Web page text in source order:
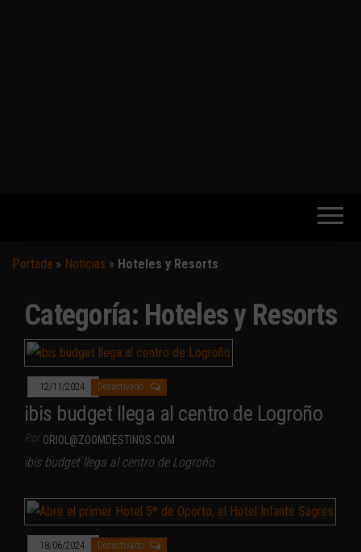
Portada » Noticias » Hoteles y Resorts
Categoría: Hoteles y Resorts
12/11/2024 Desactivado
ibis budget llega al centro de Logroño
Por ORIOL@ZOOMDESTINOS.COM
ibis budget llega al centro de Logroño
18/06/2024 Desactivado